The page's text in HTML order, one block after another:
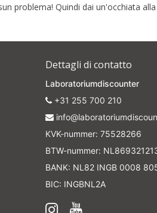
problema! Quindi dai un'occhiata
Dettagli di contatto
Laboratoriumdiscounter
+31 255 700 210
KVK-nummer: 75528266
BTW-nummer:
BANK: NL82 INGB 0008
BIC: INGBNL2A